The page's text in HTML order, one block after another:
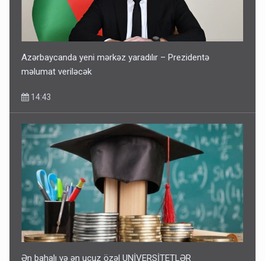
11:40
Bakıdakı “yəhudi”nin qurbanları - Sensasion adlar
10:13
Azərbaycanda yeni mərkəz yaradılır – Prezidentə
məlumat veriləcək
14:43
Ən bahalı və ən ucuz özəl UNİVERSİTETLƏR